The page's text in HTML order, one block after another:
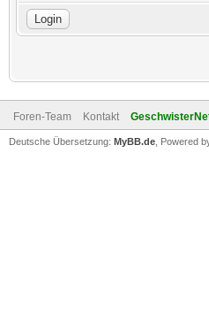
Foren-Team Kontakt
Deutsche Übersetzung: MyBB.de , Powered